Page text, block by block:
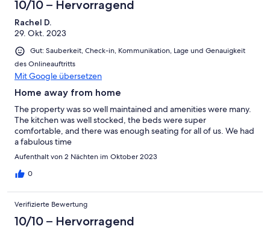
10/10 – Hervorragend
Rachel D.
29. Okt. 2023
Gut: Sauberkeit, Check-in, Kommunikation, Lage und Genauigkeit
des Onlineauftritts
Mit Google übersetzen
Home away from home
The property was so well maintained and amenities were many.
The kitchen was well stocked, the beds were super
comfortable, and there was enough seating for all of us. We had
a fabulous time
Aufenthalt von 2 Nächten im Oktober 2023
0
Verifizierte Bewertung
10/10 – Hervorragend